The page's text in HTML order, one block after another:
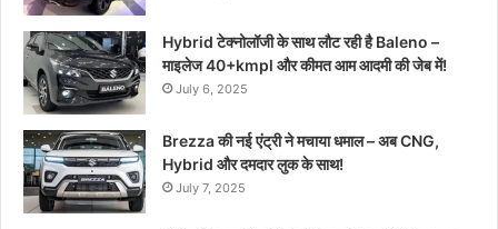
Hybrid टेक्नोलॉजी के साथ लौट रही है Baleno –
माइलेज 40+kmpl और कीमत आम आदमी की जेब में!
July 6, 2025
Brezza की नई एंट्री ने मचाया धमाल – अब CNG,
Hybrid और दमदार लुक के साथ!
July 7, 2025